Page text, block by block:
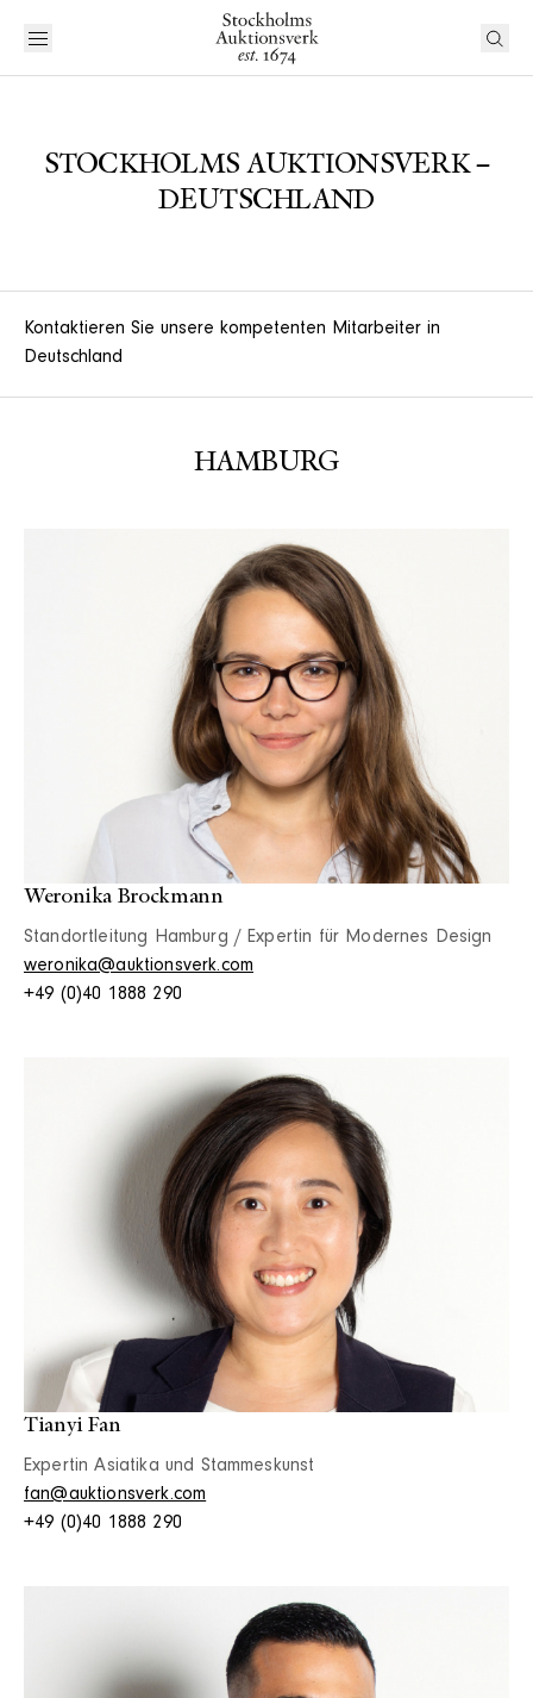
STOCKHOLMS AUKTIONSVERK –
DEUTSCHLAND
Kontaktieren Sie unsere kompetenten Mitarbeiter in
Deutschland
HAMBURG
Weronika Brockmann
Standortleitung Hamburg / Expertin für Modernes Design
weronika@auktionsverk.com
+49 (0)40 1888 290
Tianyi Fan
Expertin Asiatika und Stammeskunst
fan@auktionsverk.com
+49 (0)40 1888 290